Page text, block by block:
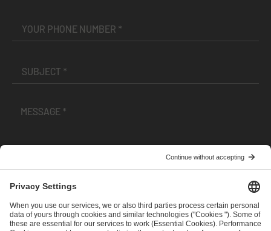
andPrivacy Policy